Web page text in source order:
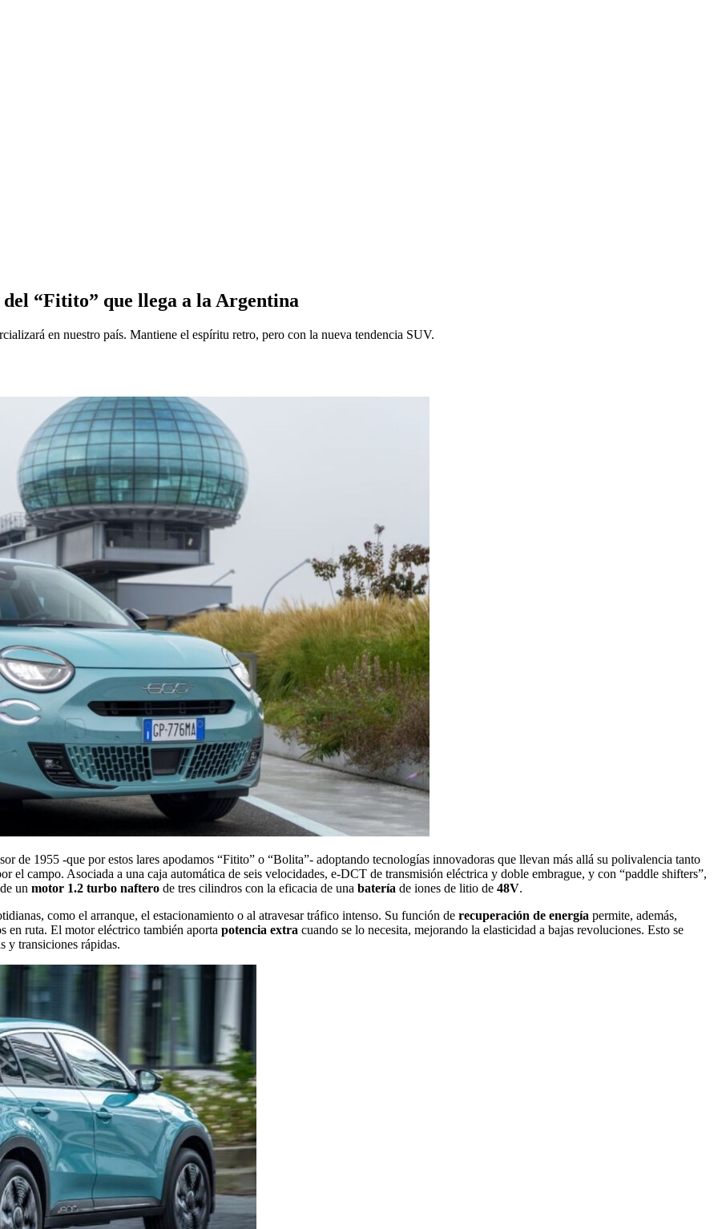
“Fitito” que llega a la Argentina
en nuestro país. Mantiene el espíritu retro, pero con la nueva tendencia SUV.
de 1955 -que por estos lares apodamos “Fitito” o “Bolita”- adoptando tecnologías innovadoras que llevan más allá su polivalencia tanto
el campo. Asociada a una caja automática de seis velocidades, e-DCT de transmisión eléctrica y doble embrague, y con “paddle shifters”,
un motor 1.2 turbo naftero de tres cilindros con la eficacia de una batería de iones de litio de 48V.
como el arranque, el estacionamiento o al atravesar tráfico intenso. Su función de recuperación de energía permite, además,
en ruta. El motor eléctrico también aporta potencia extra cuando se lo necesita, mejorando la elasticidad a bajas revoluciones. Esto se
y transiciones rápidas.